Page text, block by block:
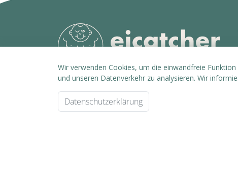
Wir verwenden Cookies, um die einwandfreie
und unseren Datenverkehr zu analysieren. Wir
Datenschutzerklärung